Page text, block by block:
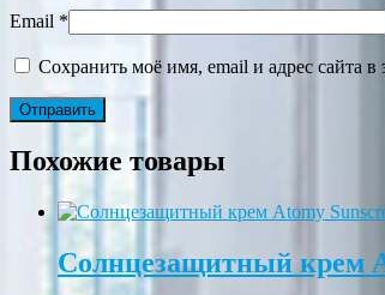
Email *
Сохранить моё имя, email и адрес сайта
Похожие товары
Солнцезащитный крем